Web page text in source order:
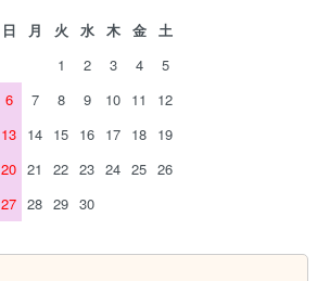
日 月 火 水 木 金
土
1
2 3 4
5
6
7 8 9 10 11
12
13 14 15 16 17 18 19
20 21 22 23 24 25 26
27 28 29 30